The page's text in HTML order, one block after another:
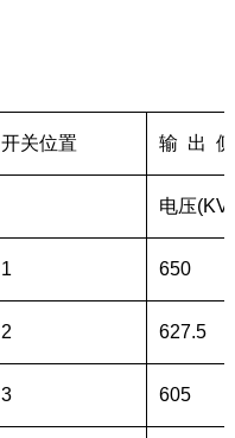
开关位置 输 出 侧
电压(KV)
1 650
2 627.5
3 605